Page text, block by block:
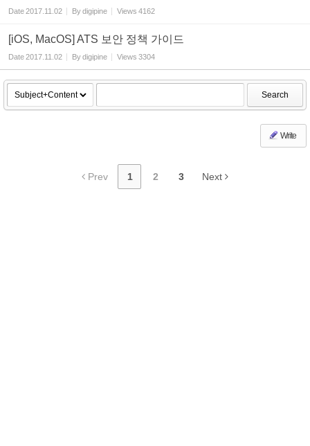
Date2017.11.02 Bydigipine Views 4162
[iOS, MacOS] ATS 보안 정책 가이드
Date2017.11.02 Bydigipine Views 3304
Search
Write
Prev 1 2 3 Next